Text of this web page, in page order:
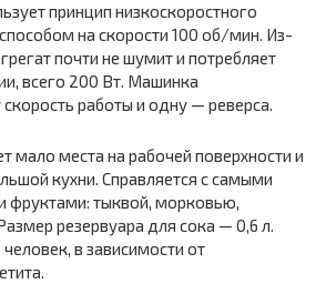
принцип низкоскоростного
на скорости 100 об/мин. Из-
почти не шумит и потребляет
всего 200 Вт. Машинка
работы и одну — реверса.
мало места на рабочей поверхности и
кухни. Справляется с самыми
фруктами: тыквой, морковью,
резервуара для сока — 0,6 л.
в зависимости от